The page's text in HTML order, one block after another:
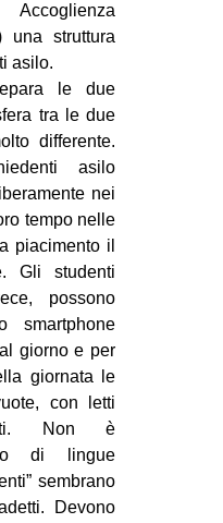
una struttura
asilo.
le due
tra le due
differente.
asilo
nei
tempo nelle
piacimento il
Gli studenti
possono
smartphone
giorno e per
giornata le
con letti
Non è
di lingue
sembrano
Devono